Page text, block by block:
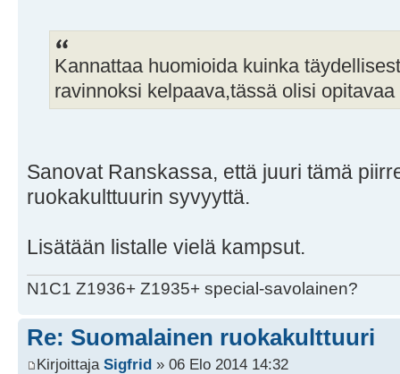
Kannattaa huomioida kuinka
ravinnoksi kelpaava,tässä olisi
Sanovat Ranskassa, että juuri tämä
ruokakulttuurin syvyyttä.
Lisätään listalle vielä kampsut.
N1C1 Z1936+ Z1935+ special-savolainen?
Re: Suomalainen ruokakulttuuri
Kirjoittaja Sigfrid » 06 Elo 2014 14:32